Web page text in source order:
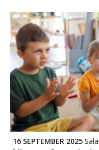
16 SEPTEMBER 2025
28
AUG
Markus
31
AUG
Markus
01
SEP
03